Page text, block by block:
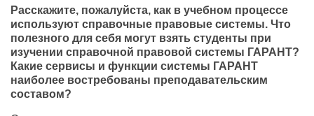
Расскажите, пожалуйста, как в учебном процессе
используют справочные правовые системы. Что
полезного для себя могут взять студенты при
изучении справочной правовой системы ГАРАНТ?
Какие сервисы и функции системы ГАРАНТ
наиболее востребованы преподавательским
составом?